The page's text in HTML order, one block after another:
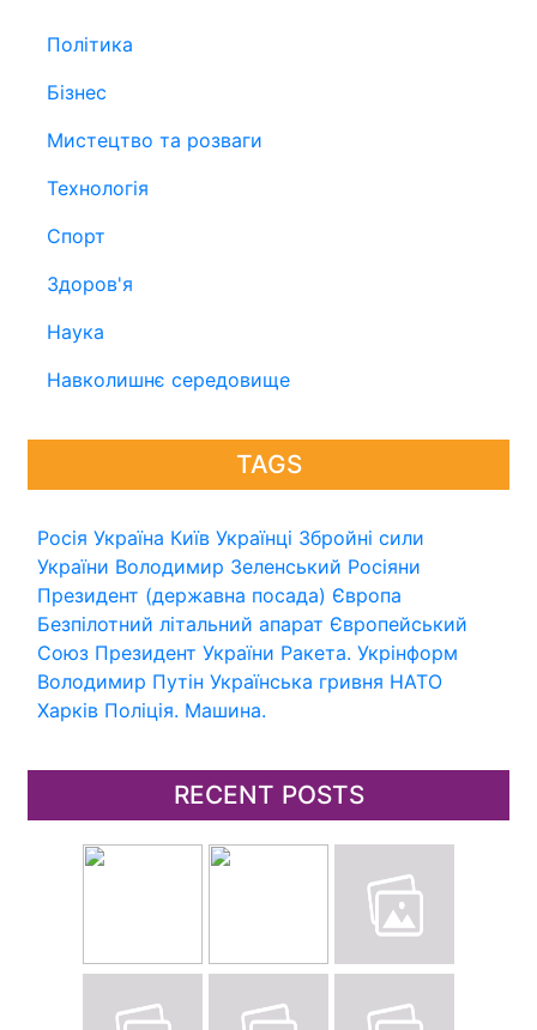
Політика
Бізнес
Мистецтво та розваги
Технологія
Спорт
Здоров'я
Наука
Навколишнє середовище
TAGS
Росія Україна Київ Українці Збройні сили
України Володимир Зеленський Росіяни
Президент (державна посада) Європа
Безпілотний літальний апарат Європейський
Союз Президент України Ракета. Укрінформ
Володимир Путін Українська гривня НАТО
Харків Поліція. Машина.
RECENT POSTS